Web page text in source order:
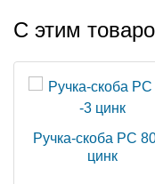
С этим
Ручка-скоба РС
цинк